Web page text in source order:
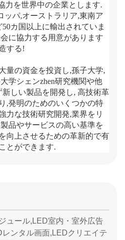
力を世界中の企業とします.
ッパ,オーストラリア,東南ア
カ国以上に輸出されていま
に協力する用意があります
する!
量の資金を投資し,孫子大学,
学シェンzhen研究機関や他
しい製品を開発し, 高技術革
,発明のためのいくつかの特
力な技術研究開発,業界をリ
品やサービスの高い基準を
向上させるための革新的で有
とができます.
ュール,LED室内・室外広告
ンタル画面,LEDクリエイテ